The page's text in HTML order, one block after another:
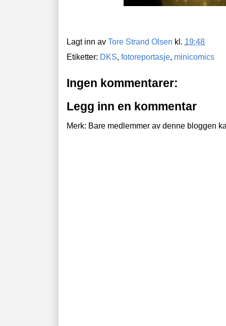
Lagt inn av Tore Strand Olsen kl. 19:48
Etiketter: DKS fotoreportasje minicomics
Ingen kommentarer:
Legg inn en kommentar
Merk: Bare medlemmer av denne bloggen